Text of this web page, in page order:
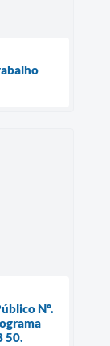
Nº.
50.